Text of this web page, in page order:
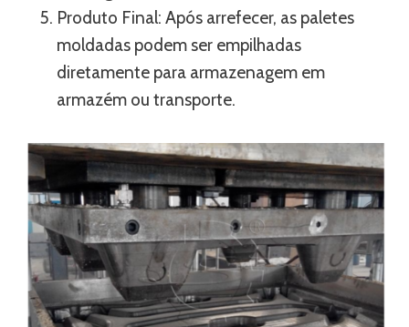
Produto Final: Após arrefecer, as paletes
moldadas podem ser empilhadas
diretamente para armazenagem em
armazém ou transporte.